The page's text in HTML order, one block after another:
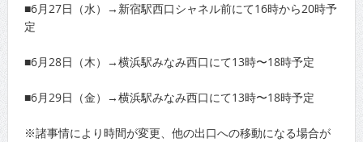
■6月27日（水）→新宿駅西口シャネル前にて16時から20時予
定
■6月28日（木）→横浜駅みなみ西口にて13時〜18時予定
■6月29日（金）→横浜駅みなみ西口にて13時〜18時予定
※諸事情により時間が変更、他の出口への移動になる場合が